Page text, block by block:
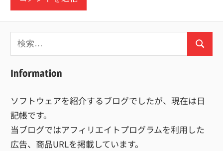
検
索:
検
Information
ソフトウェアを紹介するブログでしたが、現在は日
記帳です。
当ブログではアフィリエイトプログラムを利用した
広告、商品URLを掲載しています。